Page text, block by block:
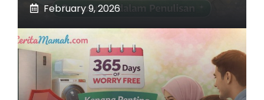
February 9, 2026